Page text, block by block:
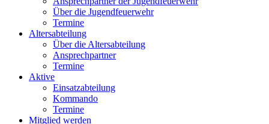
Über die Jugendfeuerwehr
Termine
Altersabteilung
Über die Altersabteilung
Ansprechpartner
Termine
Aktive
Einsatzabteilung
Kommando
Termine
Mitglied werden